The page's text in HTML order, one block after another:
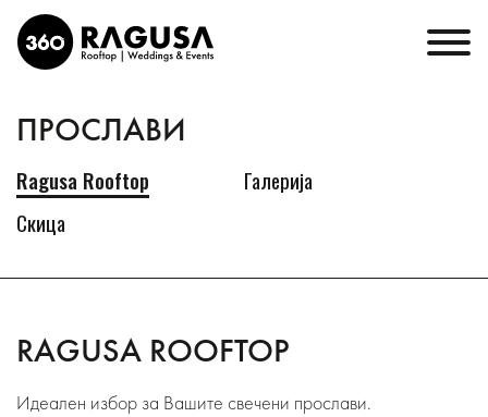
ПРОСЛАВИ
Ragusa Rooftop
Галерија
Скица
RAGUSA ROOFTOP
Идеален избор за Вашите свечени прослави.